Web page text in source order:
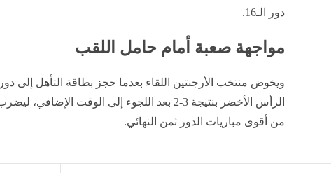
دور الـ16.
مواجهة صعبة أمام حامل اللقب
الرأس الأخضر بنتيجة 3-2 بعد اللجوء إلى
من أقوى مباريات الدور ثمن النهائي.